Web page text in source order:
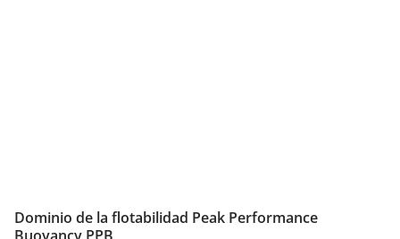
Dominio de la flotabilidad Peak Performance